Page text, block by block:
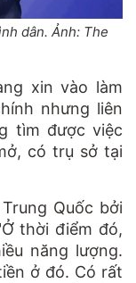
dân. Ảnh: The
xin vào làm
nhưng liên
tìm được việc
có trụ sở tại
Quốc bởi
thời điểm đó,
năng lượng.
ở đó. Có rất